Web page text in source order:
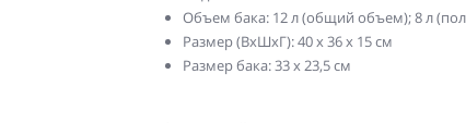
Объем бака: 12 л (общий объем); 8 л
Размер (ВхШхГ): 40 x 36 x 15 см
Размер бака: 33 х 23,5 см